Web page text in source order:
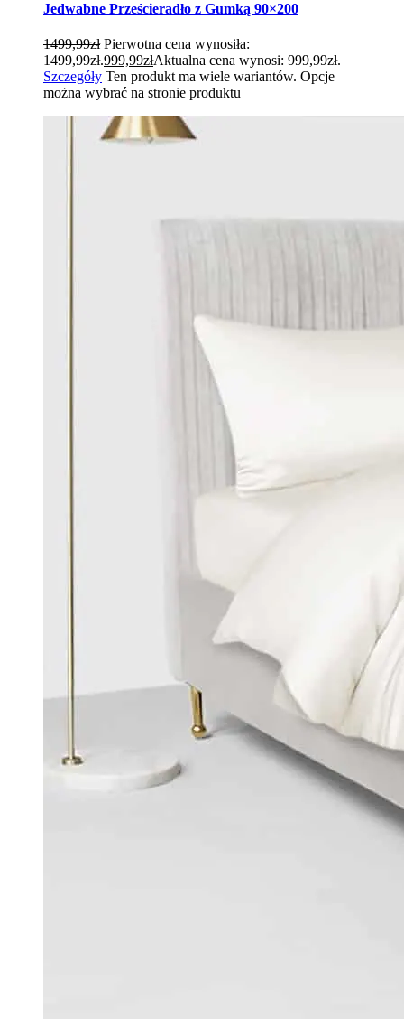
Jedwabne Prześcieradło z Gumką 90×200
1499,99zł Pierwotna cena wynosiła:
1499,99zł.999,99złAktualna cena wynosi: 999,99zł.
Szczegóły Ten produkt ma wiele wariantów. Opcje
można wybrać na stronie produktu